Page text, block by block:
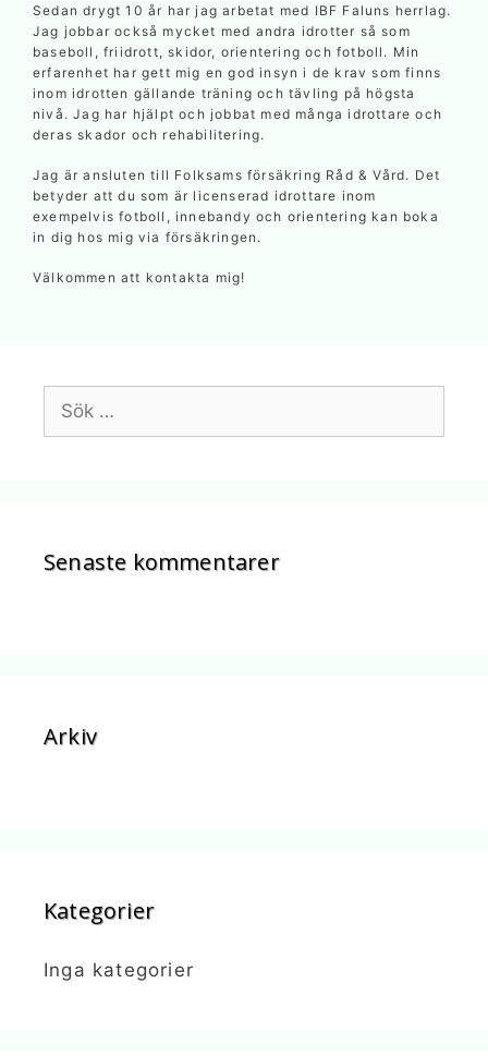
Sedan drygt 10 år har jag arbetat med IBF Faluns herrlag.
Jag jobbar också mycket med andra idrotter så som
baseboll, friidrott, skidor, orientering och fotboll. Min
erfarenhet har gett mig en god insyn i de krav som finns
inom idrotten gällande träning och tävling på högsta
nivå. Jag har hjälpt och jobbat med många idrottare och
deras skador och rehabilitering.
Jag är ansluten till Folksams försäkring Råd & Vård. Det
betyder att du som är licenserad idrottare inom
exempelvis fotboll, innebandy och orientering kan boka
in dig hos mig via försäkringen.
Välkommen att kontakta mig!
efter:
Senaste kommentarer
Arkiv
Kategorier
Inga kategorier